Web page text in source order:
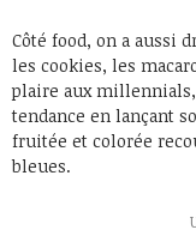
Côté food, on a aussi
les cookies, les
plaire aux millennials,
tendance en lançant
fruitée et colorée
bleues.